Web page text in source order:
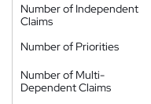
Number of Independent
Claims
Number of Priorities
Number of Multi-
Dependent Claims